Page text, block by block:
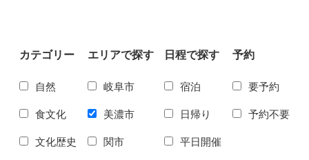
カテゴリー
自然
食文化
文化歴史
エリアで探す
岐阜市
美濃市
関市
日程で探す
宿泊
日帰り
平日開催
予約
要予約
予約不要